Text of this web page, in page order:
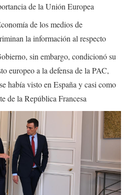
de la Unión Europea
de los medios de
la información al respecto
sin embargo, condicionó su
europeo a la defensa de la PAC,
había visto en España y casi como
de la República Francesa